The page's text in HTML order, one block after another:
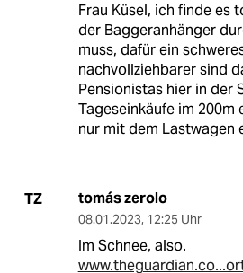
Frau Küsel, ich finde es
der Baggeranhänger
muss, dafür ein
nachvollziehbarer sind
Pensionistas hier in der
Tageseinkäufe im
nur mit dem
TZ tomás zerolo
08.01.2023, 12:25 Uhr
Im Schnee, also.